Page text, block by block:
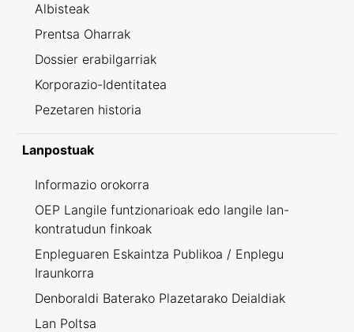
Albisteak
Prentsa Oharrak
Dossier erabilgarriak
Korporazio-Identitatea
Pezetaren historia
Lanpostuak
Informazio orokorra
OEP Langile funtzionarioak edo langile lan-
kontratudun finkoak
Enpleguaren Eskaintza Publikoa / Enplegu
Iraunkorra
Denboraldi Baterako Plazetarako Deialdiak
Lan Poltsa